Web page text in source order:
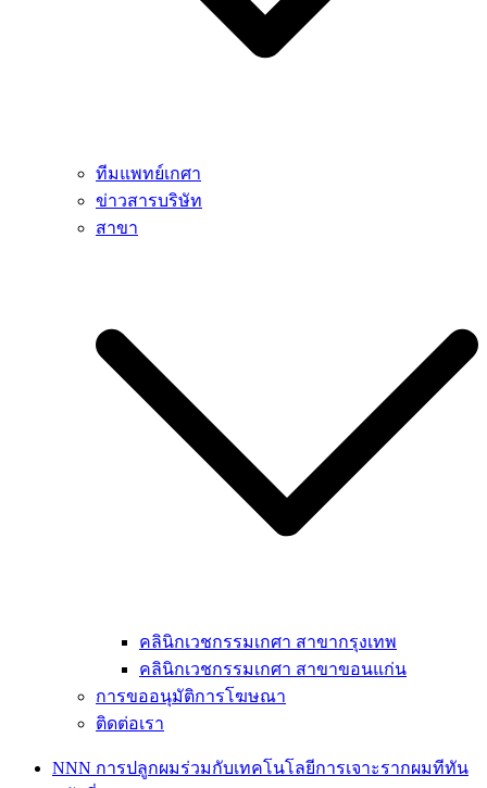
ทีมแพทย์เกศา
ข่าวสารบริษัท
สาขา
คลินิกเวชกรรมเกศา สาขากรุงเทพ
คลินิกเวชกรรมเกศา สาขาขอนแก่น
การขออนุมัติการโฆษณา
ติดต่อเรา
NNN การปลูกผมร่วมกับเทคโนโลยีการเจาะรากผมทีทัน